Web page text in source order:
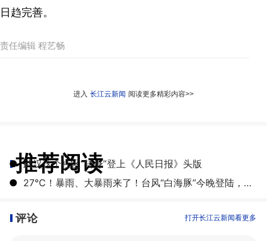
日趋完善。
责任编辑 程艺畅
进入 长江云新闻 阅读更多精彩内容>>
推荐阅读
● 武汉这个社区“转身”登上《人民日报》头版
●
27℃！暴雨、大暴雨来了！台风“白海豚”今晚登陆，湖北开启降雨降温模式
评论 打开长江云新闻看更多